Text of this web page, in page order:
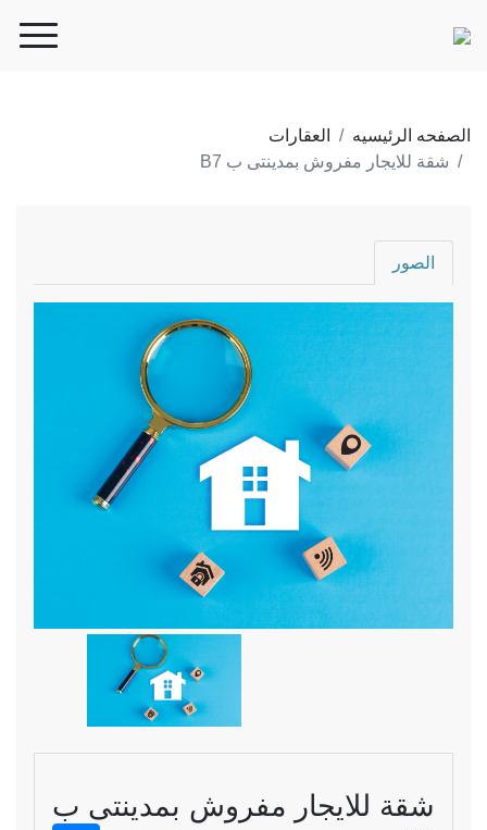
الصفحه الرئيسيه
العقارات
شقة للايجار مفروش بمدينتى ب B7
الصور
شقة للايجار مفروش بمدينتى ب